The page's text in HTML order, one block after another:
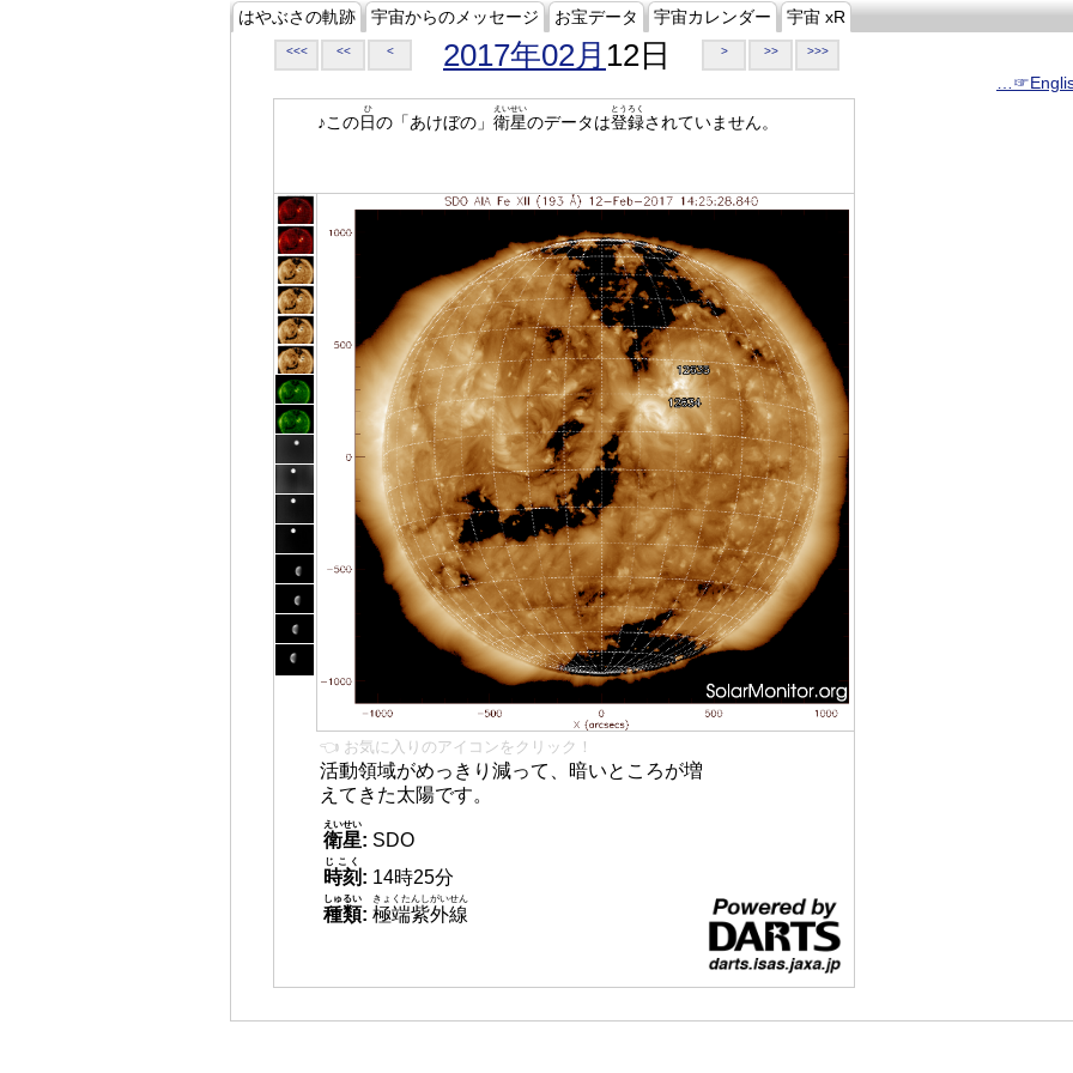
はやぶさの軌跡 宇宙からのメッセージ お宝データ 宇宙カレンダー 宇宙 xR
<<< << < 2017年02月 12日 > >> >>>
♪この日
ひ
の「あけぼの」 衛星
えいせい
のデータは登録
とうろく
されていません。
👈 お気に入りのアイコンをクリック！
活動領域がめっきり減って、暗いところが増
えてきた太陽です。
衛星
えいせい
: SDO
時刻
じこく
: 14時25分
種類
しゅるい
: 極端紫外線
きょくたんしがいせん